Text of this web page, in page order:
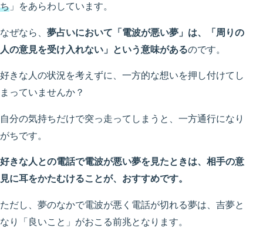
ち 」をあらわしています。
なぜなら、 夢占いにおいて「電波が悪い夢」は、「周りの
人の意見を受け入れない」という意味があるのです。
好きな人の状況を考えずに、一方的な想いを押し付けてし
まっていませんか？
自分の気持ちだけで突っ走ってしまうと、一方通行になり
がちです。
好きな人との電話で電波が悪い夢を見たときは、相手の意
見に耳をかたむけることが、おすすめです。
ただし、夢のなかで電波が悪く電話が切れる夢は、吉夢と
なり「良いこと」がおこる前兆となります。